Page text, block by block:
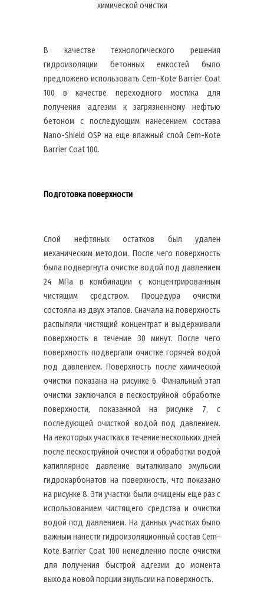
химической очистки
В качестве технологического решения
гидроизоляции бетонных емкостей было
предложено использовать Cem-Kote Barrier Coat
100 в качестве переходного мостика для
получения адгезии к загрязненному нефтью
бетоном с последующим нанесением состава
Nanо-Shield OSP на еще влажный слой Cem-Kote
Barrier Coat 100.
Подготовка поверхности
Слой нефтяных остатков был удален
механическим методом. После чего поверхность
была подвергнута очистке водой под давлением
24 МПа в комбинации с концентрированным
чистящим средством. Процедура очистки
состояла из двух этапов. Сначала на поверхность
распыляли чистящий концентрат и выдерживали
поверхность в течение 30 минут. После чего
поверхность подвергали очистке горячей водой
под давлением. Поверхность после химической
очистки показана на рисунке 6. Финальный этап
очистки заключался в пескоструйной обработке
поверхности, показанной на рисунке 7, с
последующей очисткой водой под давлением.
На некоторых участках в течение нескольких дней
после пескоструйной очистки и обработки водой
капиллярное давление выталкивало эмульсии
гидрокарбонатов на поверхность, что показано
на рисунке 8. Эти участки были очищены еще раз с
использованием чистящего средства и очистки
водой под давлением. На данных участках было
важным нанести гидроизоляционный состав Cem-
Kote Barrier Coat 100 немедленно после очистки
для получения быстрой адгезии до момента
выхода новой порции эмульсии на поверхность.